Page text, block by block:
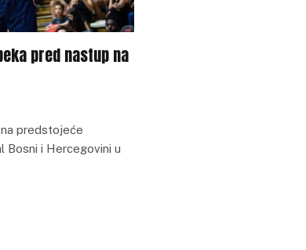
pred nastup na
predstojeće
Bosni i Hercegovini u